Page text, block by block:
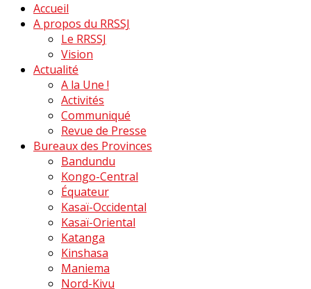
Accueil
A propos du RRSSJ
Le RRSSJ
Vision
Actualité
A la Une !
Activités
Communiqué
Revue de Presse
Bureaux des Provinces
Bandundu
Kongo-Central
Équateur
Kasaï-Occidental
Kasaï-Oriental
Katanga
Kinshasa
Maniema
Nord-Kivu